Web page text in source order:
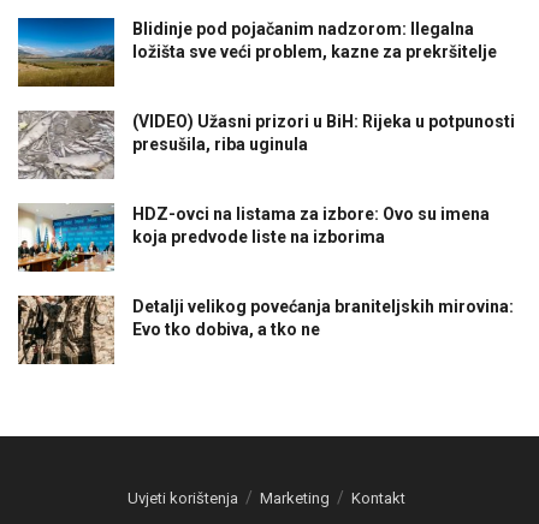
Blidinje pod pojačanim nadzorom: Ilegalna
ložišta sve veći problem, kazne za prekršitelje
(VIDEO) Užasni prizori u BiH: Rijeka u potpunosti
presušila, riba uginula
HDZ-ovci na listama za izbore: Ovo su imena
koja predvode liste na izborima
Detalji velikog povećanja braniteljskih mirovina:
Evo tko dobiva, a tko ne
Uvjeti korištenja Marketing Kontakt